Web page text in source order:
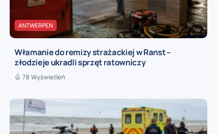
ANTWERPEN
Włamanie do remizy strażackiej w Ranst –
złodzieje ukradli sprzęt ratowniczy
78 Wyświetleń